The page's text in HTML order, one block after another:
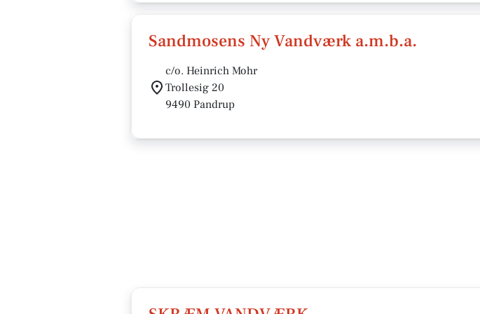
Sandmosens Ny Vandværk a.m.b.a.
c/o. Heinrich Mohr
Trollesig 20
9490 Pandrup